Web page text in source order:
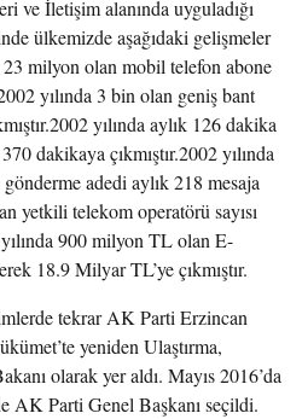
İletişim alanında uyguladığı
ülkemizde aşağıdaki gelişmeler
milyon olan mobil telefon abone
yılında 3 bin olan geniş bant
yılında aylık 126 dakika
dakikaya çıkmıştır.2002 yılında
adedi aylık 218 mesaja
yetkili telekom operatörü sayısı
yılında 900 milyon TL olan E-
18.9 Milyar TL’ye çıkmıştır.
tekrar AK Parti Erzincan
yeniden Ulaştırma,
olarak yer aldı. Mayıs 2016’da
AK Parti Genel Başkanı seçildi.